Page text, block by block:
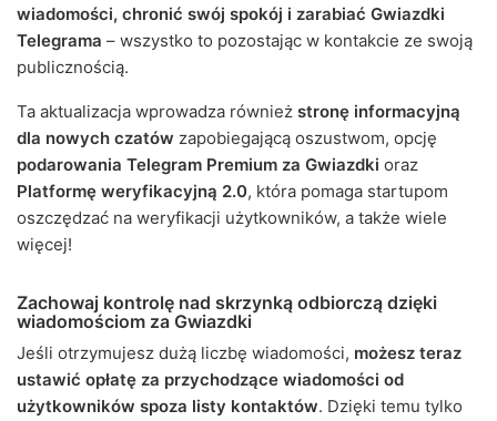
wiadomości, chronić swój spokój i zarabiać Gwiazdki
Telegrama – wszystko to pozostając w kontakcie ze swoją
publicznością.
Ta aktualizacja wprowadza również stronę informacyjną
dla nowych czatów zapobiegającą oszustwom, opcję
podarowania Telegram Premium za Gwiazdki oraz
Platformę weryfikacyjną 2.0, która pomaga startupom
oszczędzać na weryfikacji użytkowników, a także wiele
więcej!
Zachowaj kontrolę nad skrzynką odbiorczą dzięki
wiadomościom za Gwiazdki
Jeśli otrzymujesz dużą liczbę wiadomości, możesz teraz
ustawić opłatę za przychodzące wiadomości od
użytkowników spoza listy kontaktów. Dzięki temu tylko